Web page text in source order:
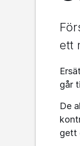
ett
går
De
gett